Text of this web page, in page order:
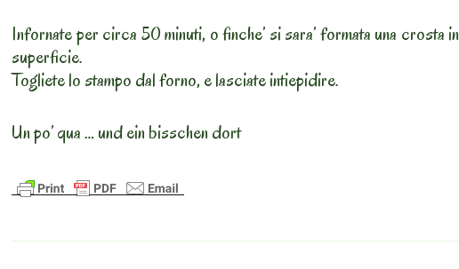
Infornate per circa 50 minuti, o finche’ si sara’ formata una crosta in
superficie.
Togliete lo stampo dal forno, e lasciate intiepidire.
Un po’ qua … und ein bisschen dort